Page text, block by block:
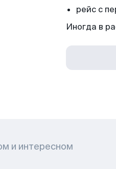
рейс с
Иногда в
и интересном